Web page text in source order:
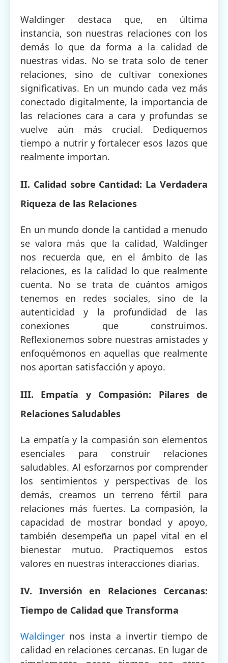
Waldinger destaca que, en última
instancia, son nuestras relaciones con los
demás lo que da forma a la calidad de
nuestras vidas. No se trata solo de tener
relaciones, sino de cultivar conexiones
significativas. En un mundo cada vez más
conectado digitalmente, la importancia de
las relaciones cara a cara y profundas se
vuelve aún más crucial. Dediquemos
tiempo a nutrir y fortalecer esos lazos que
realmente importan.
II. Calidad sobre Cantidad: La Verdadera
Riqueza de las Relaciones
En un mundo donde la cantidad a menudo
se valora más que la calidad, Waldinger
nos recuerda que, en el ámbito de las
relaciones, es la calidad lo que realmente
cuenta. No se trata de cuántos amigos
tenemos en redes sociales, sino de la
autenticidad y la profundidad de las
conexiones que construimos.
Reflexionemos sobre nuestras amistades y
enfoquémonos en aquellas que realmente
nos aportan satisfacción y apoyo.
III. Empatía y Compasión: Pilares de
Relaciones Saludables
La empatía y la compasión son elementos
esenciales para construir relaciones
saludables. Al esforzarnos por comprender
los sentimientos y perspectivas de los
demás, creamos un terreno fértil para
relaciones más fuertes. La compasión, la
capacidad de mostrar bondad y apoyo,
también desempeña un papel vital en el
bienestar mutuo. Practiquemos estos
valores en nuestras interacciones diarias.
IV. Inversión en Relaciones Cercanas:
Tiempo de Calidad que Transforma
Waldinger nos insta a invertir tiempo de
calidad en relaciones cercanas. En lugar de